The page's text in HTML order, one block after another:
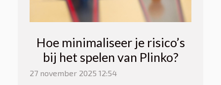
Hoe minimaliseer je risico’s
bij het spelen van Plinko?
27 november 2025 12:54